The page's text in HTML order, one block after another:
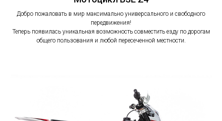
Добро пожаловать в мир максимально универсального и свободного
передвижения!
Теперь появилась уникальная возможность совместить езду по дорогам
общего пользования и любой пересеченной местности.